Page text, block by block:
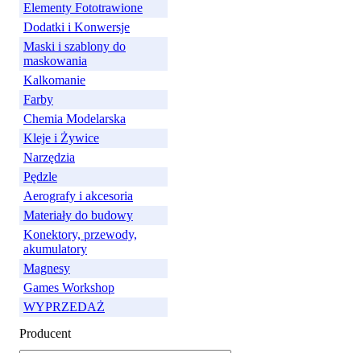
Elementy Fototrawione
Dodatki i Konwersje
Maski i szablony do
maskowania
Kalkomanie
Farby
Chemia Modelarska
Kleje i Żywice
Narzędzia
Pędzle
Aerografy i akcesoria
Materiały do budowy
Konektory, przewody,
akumulatory
Magnesy
Games Workshop
WYPRZEDAŻ
Producent